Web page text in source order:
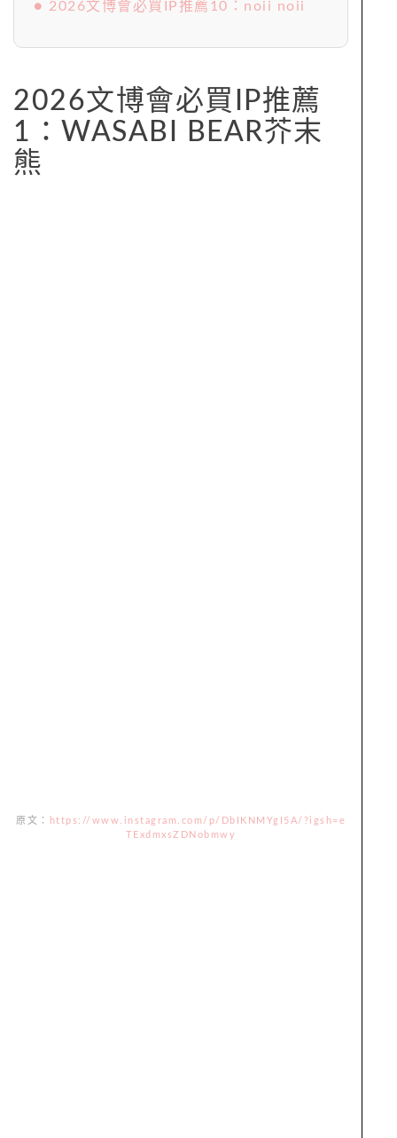
● 2026文博會必買IP推薦10：noii noii
2026文博會必買IP推薦
1：WASABI BEAR芥末
熊
原文：
https://www.instagram.com/p/DbIKNMYgI5A/?igsh=e
TExdmxsZDNobmwy